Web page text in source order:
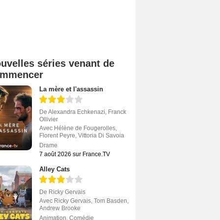
séries venant de
La mère et l'assassin
De Alexandra Echkenazi, Franck
Ollivier
Avec Hélène de Fougerolles,
Florent Peyre, Vittoria Di Savoia
Drame
7 août 2026 sur France.TV
Alley Cats
De Ricky Gervais
Avec Ricky Gervais, Tom Basden,
Andrew Brooke
Animation, Comédie